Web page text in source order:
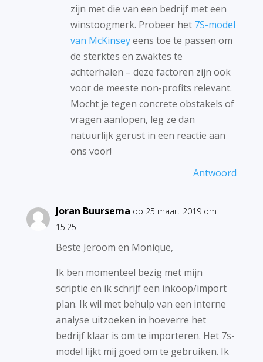
zijn met die van een bedrijf met een
winstoogmerk. Probeer het 7S-model
van McKinseyeens toe te passen om
de sterktes en zwaktes te
achterhalen – deze factoren zijn ook
voor de meeste non-profits relevant.
Mocht je tegen concrete obstakels of
vragen aanlopen, leg ze dan
natuurlijk gerust in een reactie aan
ons voor!
Antwoord
Joran Buursema op 25 maart 2019 om
15:25
Beste Jeroom en Monique,
Ik ben momenteel bezig met mijn
scriptie en ik schrijf een inkoop/import
plan. Ik wil met behulp van een interne
analyse uitzoeken in hoeverre het
bedrijf klaar is om te importeren. Het 7s-
model lijkt mij goed om te gebruiken. Ik